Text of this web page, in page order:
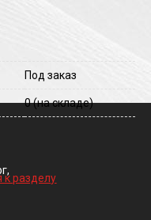
Под заказ
0(на складе)
к разделу